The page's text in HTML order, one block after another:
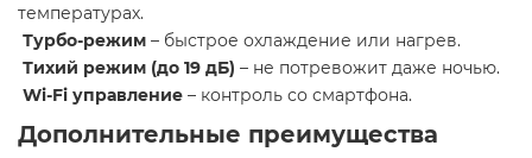
температурах.
Турбо-режим – быстрое охлаждение или нагрев.
Тихий режим (до 19 дБ) – не потревожит даже ночью.
Wi-Fi управление – контроль со смартфона.
Дополнительные преимущества